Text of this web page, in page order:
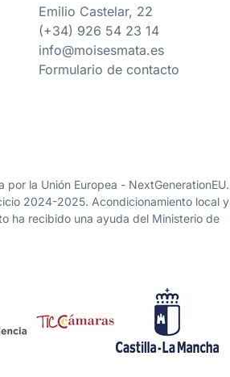
Emilio Castelar, 22
(+34) 926 54 23 14
info@moisesmata.es
Formulario de contacto
la Unión Europea - NextGenerationEU.
2024-2025. Acondicionamiento local y
ha recibido una ayuda del Ministerio de